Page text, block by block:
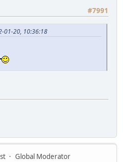
#7991
01-20, 10:36:18
Global Moderator